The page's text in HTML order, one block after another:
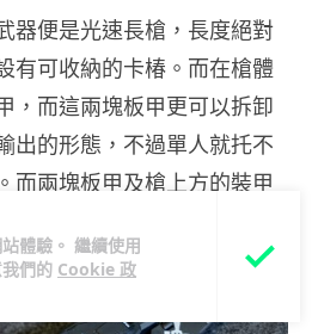
體驗。 繼續使用
們的 Cookie 政
器便是光速長槍，長度絕對
有可收納的卡椿。而在槍體
，而這兩塊板甲更可以拆卸
出的形態，不過單人就托不
而兩塊板甲及槍上方的裝甲
盾牌使用。